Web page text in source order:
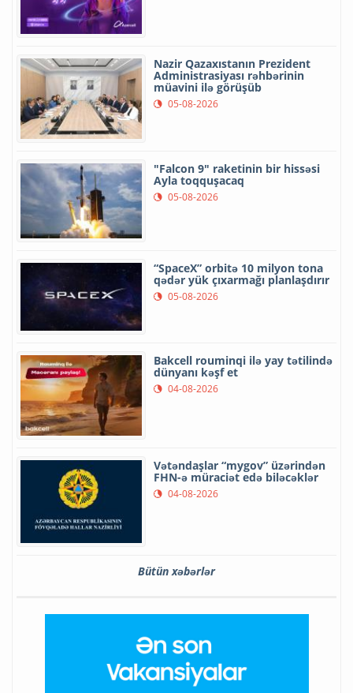
Nazir Qazaxıstanın Prezident
Administrasiyası rəhbərinin
müavini ilə görüşüb
05-08-2026
"Falcon 9" raketinin bir hissəsi
Ayla toqquşacaq
05-08-2026
“SpaceX” orbitə 10 milyon tona
qədər yük çıxarmağı planlaşdırır
05-08-2026
Bakcell rouminqi ilə yay tətilində
dünyanı kəşf et
04-08-2026
Vətəndaşlar “mygov” üzərindən
FHN-ə müraciət edə biləcəklər
04-08-2026
Bütün xəbərlər